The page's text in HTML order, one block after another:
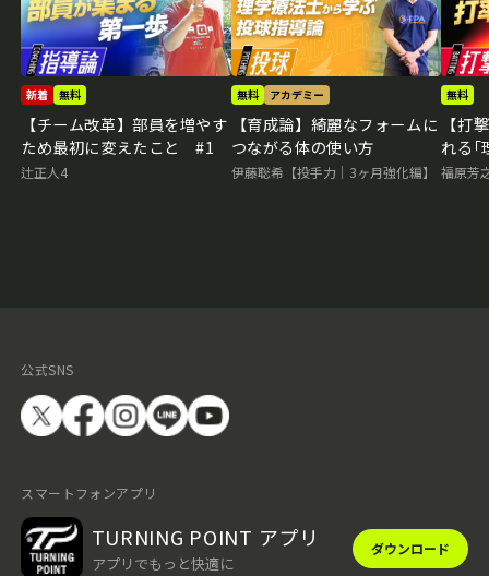
新着 無料
【チーム改革】部員を増やす
ため最初に変えたこと #1
辻正人4
無料 アカデミー
【育成論】綺麗なフォームに
つながる体の使い方
伊藤聡希【投手力｜3ヶ月強化編】
無料
【打
れる
福原芳
公式SNS
スマートフォンアプリ
TURNING POINT アプリ
アプリでもっと快適に
ダウンロード